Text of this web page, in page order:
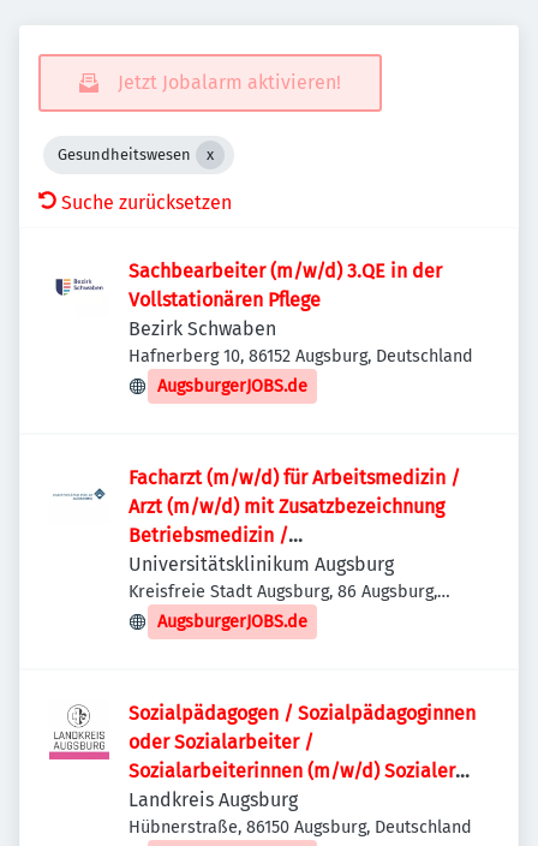
Jetzt Jobalarm aktivieren!
Gesundheitswesen
Suche zurücksetzen
Sachbearbeiter (m/w/d) 3.QE in der
Vollstationären Pflege
Bezirk Schwaben
Hafnerberg 10, 86152 Augsburg, Deutschland
AugsburgerJOBS.de
Facharzt (m/w/d) für Arbeitsmedizin /
Arzt (m/w/d) mit Zusatzbezeichnung
Betriebsmedizin /
Weiterbildungsassistent (m/w/d)
Facharzt für Arbeitsmedizin
Universitätsklinikum Augsburg
Kreisfreie Stadt Augsburg, 86 Augsburg,
Deutschland
AugsburgerJOBS.de
Sozialpädagogen / Sozialpädagoginnen
oder Sozialarbeiter /
Sozialarbeiterinnen (m/w/d) Sozialer
Dienst
Landkreis Augsburg
Hübnerstraße, 86150 Augsburg, Deutschland